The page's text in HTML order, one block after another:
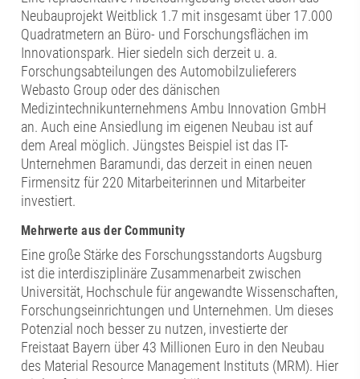
Neubauprojekt Weitblick 1.7 mit insgesamt über 17.000
Quadratmetern an Büro- und Forschungsflächen im
Innovationspark. Hier siedeln sich derzeit u. a.
Forschungsabteilungen des Automobilzulieferers
Webasto Group oder des dänischen
Medizintechnikunternehmens Ambu Innovation GmbH
an. Auch eine Ansiedlung im eigenen Neubau ist auf
dem Areal möglich. Jüngstes Beispiel ist das IT-
Unternehmen Baramundi, das derzeit in einen neuen
Firmensitz für 220 Mitarbeiterinnen und Mitarbeiter
investiert.
Mehrwerte aus der Community
Eine große Stärke des Forschungsstandorts Augsburg
ist die interdisziplinäre Zusammenarbeit zwischen
Universität, Hochschule für angewandte Wissenschaften,
Forschungseinrichtungen und Unternehmen. Um dieses
Potenzial noch besser zu nutzen, investierte der
Freistaat Bayern über 43 Millionen Euro in den Neubau
des Material Resource Management Instituts (MRM). Hier